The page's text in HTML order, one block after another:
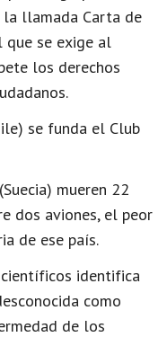
llamada Carta de
que se exige al
los derechos
se funda el Club
mueren 22
dos aviones, el peor
de ese país.
identifica
como
de los